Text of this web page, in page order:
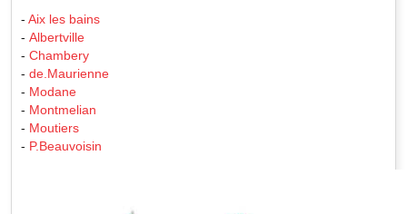
- Aix les bains
- Albertville
- Chambery
- de.Maurienne
- Modane
- Montmelian
- Moutiers
- P.Beauvoisin